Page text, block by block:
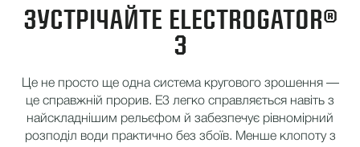
ЗУСТРІЧАЙТЕ ELECTROGATOR®
3
Це не просто ще одна система кругового зрошення —
це справжній прорив. E3 легко справляється навіть з
найскладнішим рельєфом й забезпечує рівномірний
розподіл води практично без збоїв. Менше клопоту з